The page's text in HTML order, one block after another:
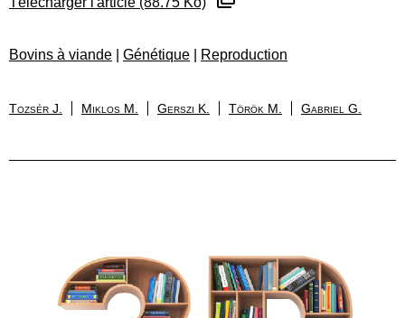
Bovins à viande Génétique Reproduction
Tozsér J. Miklos M. Gerszi K. Török M. Gabriel G.